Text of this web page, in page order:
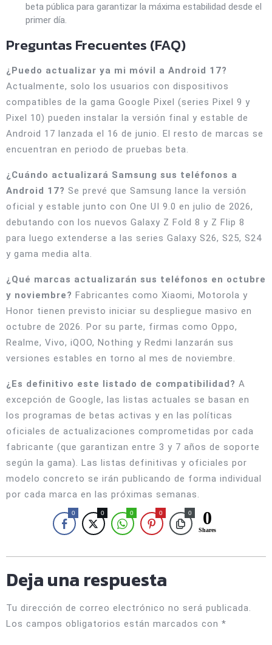
beta pública para garantizar la máxima estabilidad desde el
primer día.
Preguntas Frecuentes (FAQ)
¿Puedo actualizar ya mi móvil a Android 17?
Actualmente, solo los usuarios con dispositivos
compatibles de la gama Google Pixel (series Pixel 9 y
Pixel 10) pueden instalar la versión final y estable de
Android 17 lanzada el 16 de junio. El resto de marcas se
encuentran en periodo de pruebas beta.
¿Cuándo actualizará Samsung sus teléfonos a
Android 17? Se prevé que Samsung lance la versión
oficial y estable junto con One UI 9.0 en julio de 2026,
debutando con los nuevos Galaxy Z Fold 8 y Z Flip 8
para luego extenderse a las series Galaxy S26, S25, S24
y gama media alta.
¿Qué marcas actualizarán sus teléfonos en octubre
y noviembre? Fabricantes como Xiaomi, Motorola y
Honor tienen previsto iniciar su despliegue masivo en
octubre de 2026. Por su parte, firmas como Oppo,
Realme, Vivo, iQOO, Nothing y Redmi lanzarán sus
versiones estables en torno al mes de noviembre.
¿Es definitivo este listado de compatibilidad? A
excepción de Google, las listas actuales se basan en
los programas de betas activas y en las políticas
oficiales de actualizaciones comprometidas por cada
fabricante (que garantizan entre 3 y 7 años de soporte
según la gama). Las listas definitivas y oficiales por
modelo concreto se irán publicando de forma individual
por cada marca en las próximas semanas.
0 0 0 0 0 0
Shares
Deja una respuesta
Tu dirección de correo electrónico no será publicada.
Los campos obligatorios están marcados con *